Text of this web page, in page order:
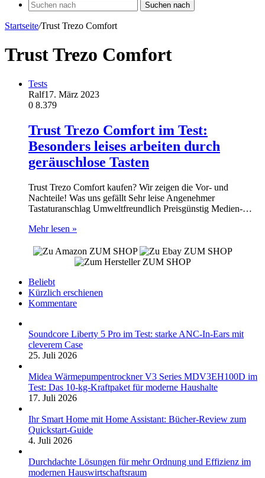
Suchen nach
Startseite/Trust Trezo Comfort
Trust Trezo Comfort
Tests
Ralf17. März 2023
0 8.379
Trust Trezo Comfort im Test:
Besonders leises arbeiten durch
geräuschlose Tasten
Trust Trezo Comfort kaufen? Wir zeigen die Vor- und
Nachteile! Was uns gefällt Sehr leise Angenehmer
Tastaturanschlag Umweltfreundlich Preisgünstig Medien-…
Mehr lesen »
ZUM SHOP
ZUM SHOP
ZUM SHOP
Beliebt
Kürzlich erschienen
Kommentare
Soundcore Liberty 5 Pro im Test: starke ANC-In-Ears mit
cleverem Case
25. Juli 2026
Midea Wärmepumpentrockner V3 Series MDV3EH100D im
Test: Das 10-kg-Kraftpaket für moderne Haushalte
17. Juli 2026
Ihr Smart Home mit Home Assistant: Bücher-Review zum
Quickstart-Guide
4. Juli 2026
Durchdachte Lösungen für mehr Ordnung und Effizienz im
modernen Hauswirtschaftsraum